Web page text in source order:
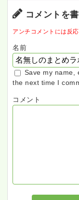
コメントを書
アンチコメントには反
名前
Save my name,
the next time I
コメント